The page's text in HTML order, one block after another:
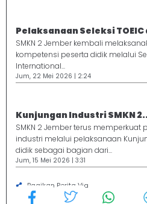
Pelaksanaan Seleksi TOEIC
SMKN 2 Jember kembali
kompetensi peserta didik melalui
International...
Jum, 22 Mei 2026 | 2:24
Kunjungan Industri SMKN
SMKN 2 Jember terus
industri melalui pelaksanaan
didik sebagai bagian dari...
Jum, 15 Mei 2026 | 3:31
Bagikan Berita Via